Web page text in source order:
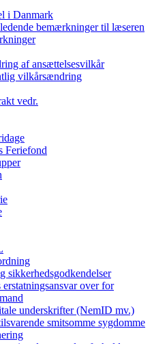
i Danmark
bemærkninger til læseren
af ansættelsesvilkår
vilkårsændring
vedr.
Feriefond
sikkerhedsgodkendelser
over for
underskrifter (NemID mv.)
smitsomme sygdomme